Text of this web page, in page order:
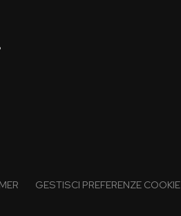
GESTISCI PREFERENZE COOKIE